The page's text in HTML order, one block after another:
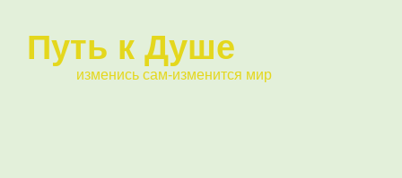
Путь к Душе
изменись сам-изменится мир